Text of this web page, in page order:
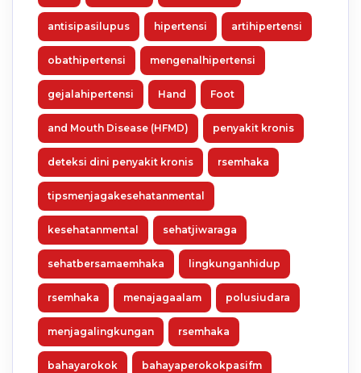
antisipasilupus hipertensi artihipertensi
obathipertensi mengenalhipertensi
gejalahipertensi Hand Foot
and Mouth Disease (HFMD) penyakit kronis
deteksi dini penyakit kronis rsemhaka
tipsmenjagakesehatanmental
kesehatanmental sehatjiwaraga
sehatbersamaemhaka lingkunganhidup
rsemhaka menajagaalam polusiudara
menjagalingkungan rsemhaka
bahayarokok bahayaperokokpasifm